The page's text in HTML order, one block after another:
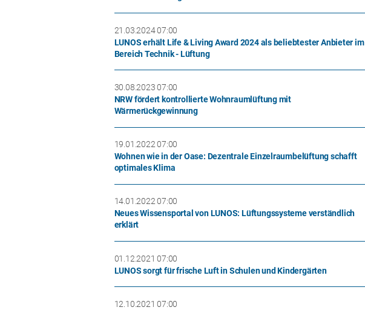
21.03.2024 07:00
LUNOS erhält Life & Living Award 2024 als beliebtester Anbieter im
Bereich Technik - Lüftung
30.08.2023 07:00
NRW fördert kontrollierte Wohnraumlüftung mit
Wärmerückgewinnung
19.01.2022 07:00
Wohnen wie in der Oase: Dezentrale Einzelraumbelüftung schafft
optimales Klima
14.01.2022 07:00
Neues Wissensportal von LUNOS: Lüftungssysteme verständlich
erklärt
01.12.2021 07:00
LUNOS sorgt für frische Luft in Schulen und Kindergärten
12.10.2021 07:00